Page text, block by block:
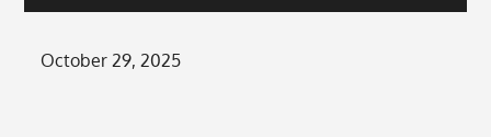
Posted
October 29, 2025